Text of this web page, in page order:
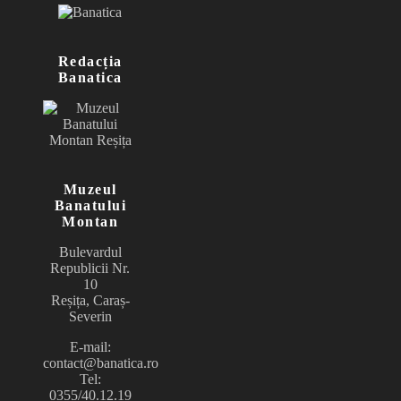
Redacția
Banatica
Muzeul
Banatului
Montan
Bulevardul
Republicii Nr.
10
Reșița, Caraș-
Severin
E-mail:
contact@banatica.ro
Tel:
0355/40.12.19